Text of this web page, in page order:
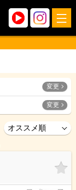
変更
変更